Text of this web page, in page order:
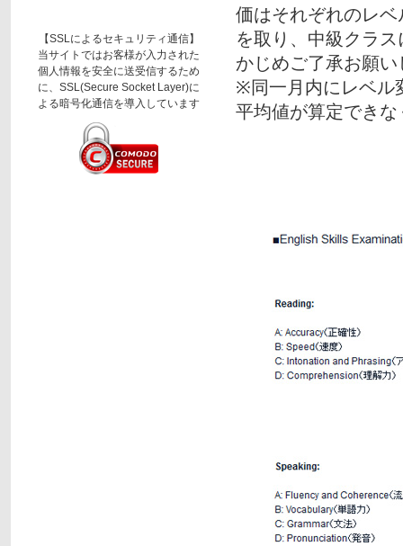
【SSLによるセキュリティ通信】
当サイトではお客様が入力された
個人情報を安全に送受信するため
に、SSL(Secure Socket Layer)に
よる暗号化通信を導入しています
価はそれぞれのレ
を取り、中級クラ
かじめご了承お願い
※同一月内にレベル
平均値が算定でき